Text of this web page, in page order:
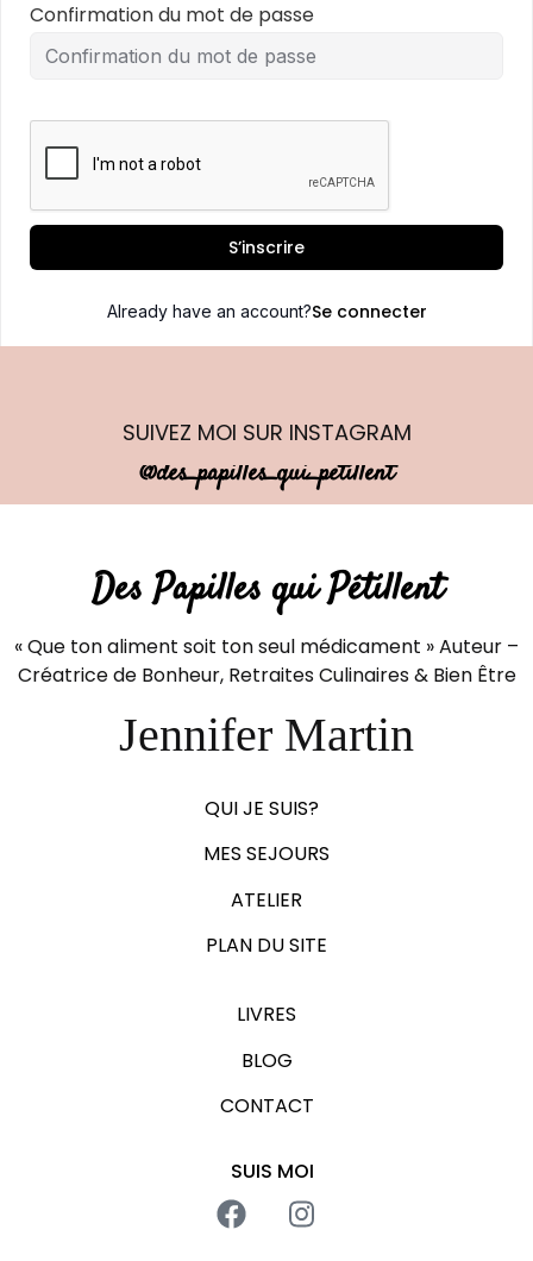
Confirmation du mot de passe
S’inscrire
Already have an account?Se connecter
SUIVEZ MOI SUR INSTAGRAM
@des_papilles_qui_petillent
Des Papilles qui Pétillent
« Que ton aliment soit ton seul médicament » Auteur –
Créatrice de Bonheur, Retraites Culinaires & Bien Être
Jennifer Martin
QUI JE SUIS?
MES SEJOURS
ATELIER
PLAN DU SITE
LIVRES
BLOG
CONTACT
SUIS MOI